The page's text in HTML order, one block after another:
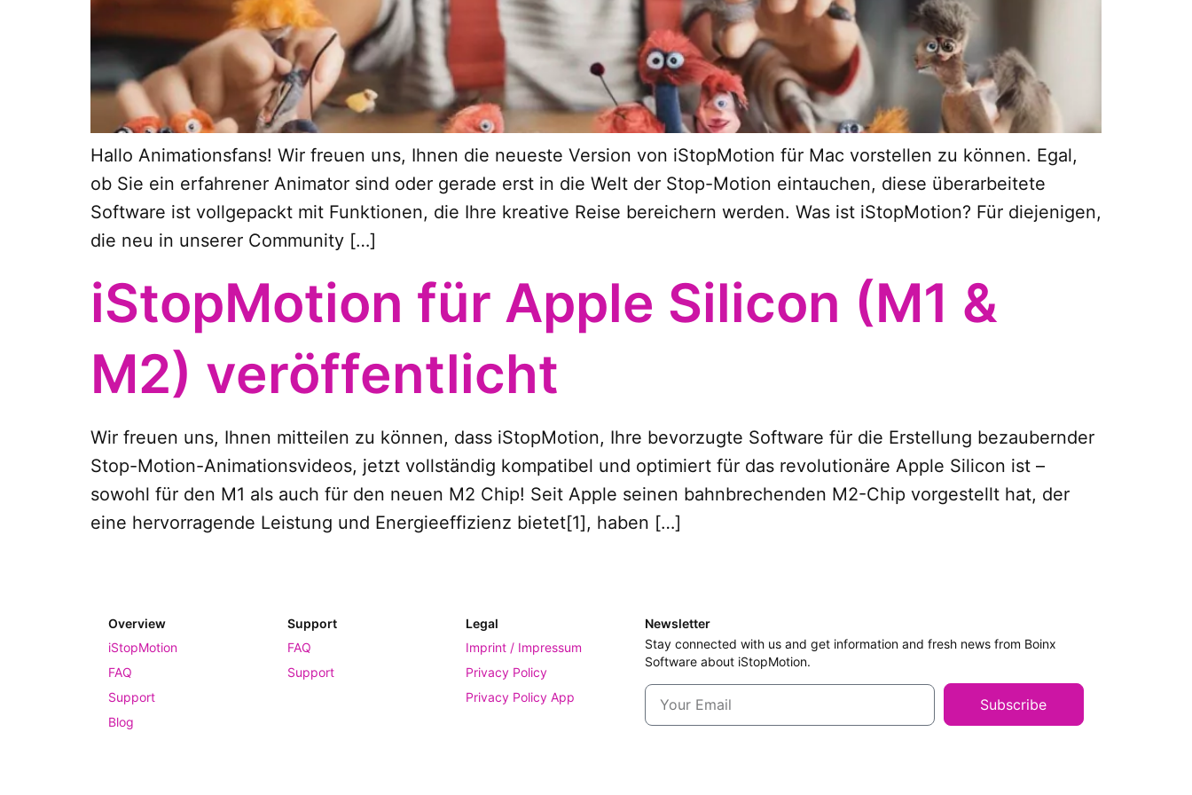
Hallo Animationsfans! Wir freuen uns, Ihnen die neueste Version von iStopMotion für Mac vorstellen zu können. Egal,
ob Sie ein erfahrener Animator sind oder gerade erst in die Welt der Stop-Motion eintauchen, diese überarbeitete
Software ist vollgepackt mit Funktionen, die Ihre kreative Reise bereichern werden. Was ist iStopMotion? Für diejenigen,
die neu in unserer Community […]
iStopMotion für Apple Silicon (M1 &
M2) veröffentlicht
Wir freuen uns, Ihnen mitteilen zu können, dass iStopMotion, Ihre bevorzugte Software für die Erstellung bezaubernder
Stop-Motion-Animationsvideos, jetzt vollständig kompatibel und optimiert für das revolutionäre Apple Silicon ist –
sowohl für den M1 als auch für den neuen M2 Chip! Seit Apple seinen bahnbrechenden M2-Chip vorgestellt hat, der
eine hervorragende Leistung und Energieeffizienz bietet[1], haben […]
Overview
iStopMotion
FAQ
Support
Blog
Support
FAQ
Support
Legal
Imprint / Impressum
Privacy Policy
Privacy Policy App
Newsletter
Stay connected with us and get information and fresh news from Boinx
Software about iStopMotion.
Subscribe